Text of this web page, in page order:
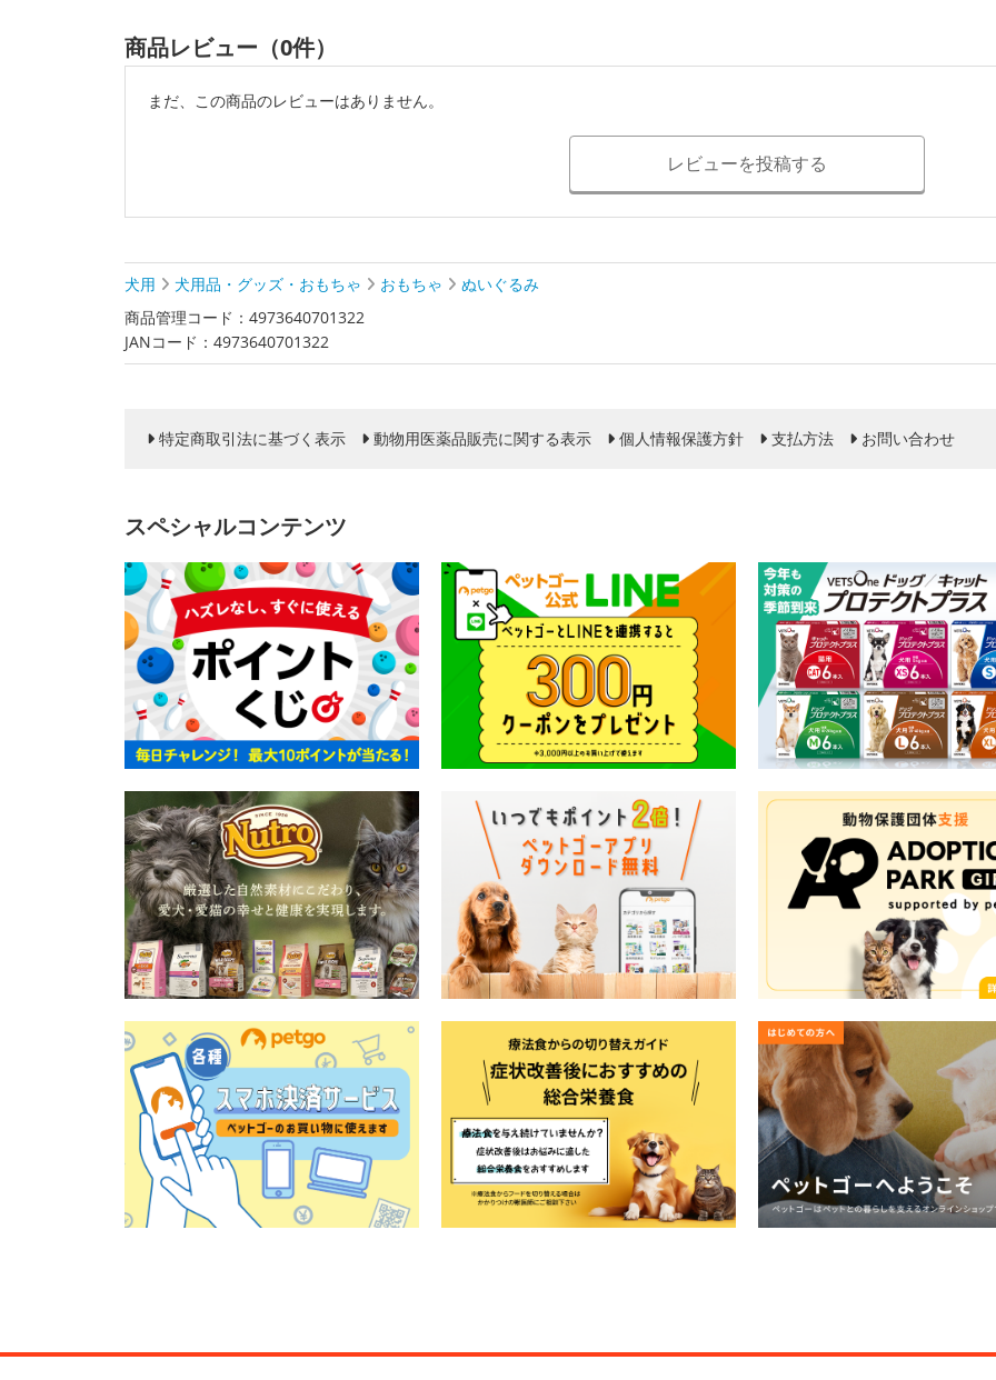
商品レビュー（0件）
まだ、この商品のレビューはありません。
レビューを投稿する
犬用 犬用品・グッズ・おもちゃ おもちゃ
ぬいぐるみ
商品管理コード：4973640701322
JANコード：4973640701322
特定商取引法に基づく表示 動物用医薬品販売に関する表示 個人情報保護方針 支払方法 お問い合わせ
スペシャルコンテンツ